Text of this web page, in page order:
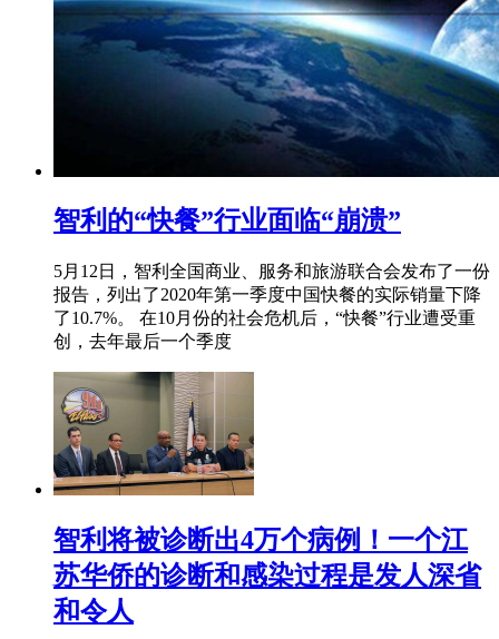
智利的“快餐”行业面临“崩溃”
5月12日，智利全国商业、服务和旅游联合会发布了一份
报告，列出了2020年第一季度中国快餐的实际销量下降
了10.7%。 在10月份的社会危机后，“快餐”行业遭受重
创，去年最后一个季度
智利将被诊断出4万个病例！一个江
苏华侨的诊断和感染过程是发人深省
和令人